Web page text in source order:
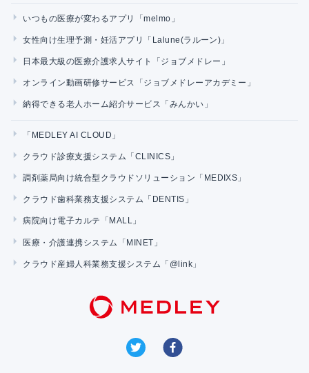
いつもの医療が変わるアプリ「melmo」
女性向け生理予測・妊活アプリ「Lalune(ラルーン)」
日本最大級の医療介護求人サイト「ジョブメドレー」
オンライン動画研修サービス「ジョブメドレーアカデミー」
納得できる老人ホーム紹介サービス「みんかい」
「MEDLEY AI CLOUD」
クラウド診療支援システム「CLINICS」
調剤薬局向け統合型クラウドソリューション「MEDIXS」
クラウド歯科業務支援システム「DENTIS」
病院向け電子カルテ「MALL」
医療・介護連携システム「MINET」
クラウド産婦人科業務支援システム「@link」